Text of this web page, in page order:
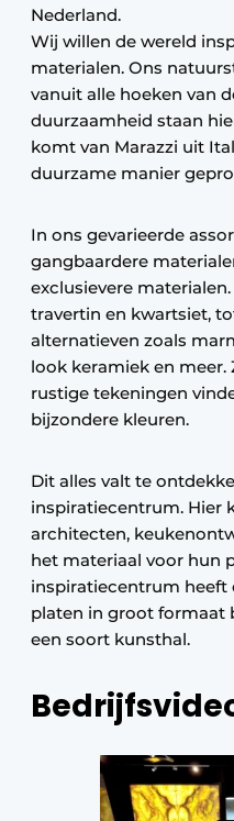
Nederland.
Wij willen de wereld
materialen. Ons
vanuit alle hoeken van
duurzaamheid staan
komt van Marazzi uit
duurzame manier
In ons gevarieerde
gangbaardere
exclusievere
travertin en kwartsiet,
alternatieven zoals
look keramiek en
rustige tekeningen
bijzondere kleuren.
Dit alles valt te
inspiratiecentrum. Hier
architecten,
het materiaal voor hun
inspiratiecentrum heeft
platen in groot formaat
een soort kunsthal.